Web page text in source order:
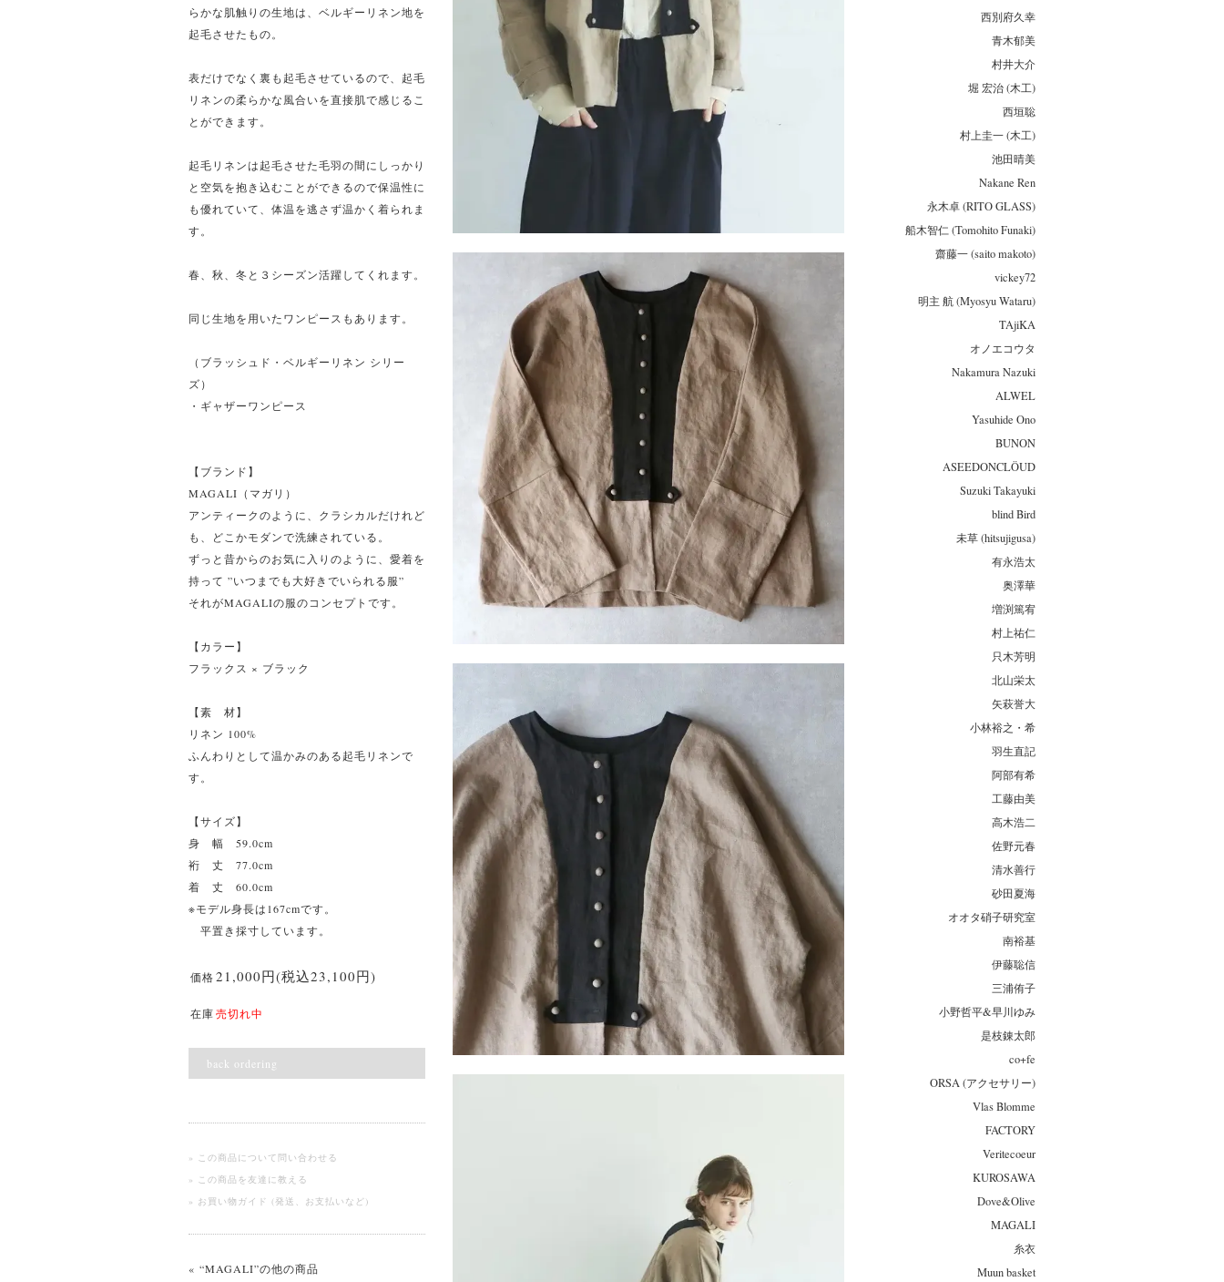
らかな肌触りの生地は、ベルギーリネン地を
起毛させたもの。
表だけでなく裏も起毛させているので、起毛
リネンの柔らかな風合いを直接肌で感じるこ
とができます。
起毛リネンは起毛させた毛羽の間にしっかり
と空気を抱き込むことができるので保温性に
も優れていて、体温を逃さず温かく着られま
す。
春、秋、冬と３シーズン活躍してくれます。
同じ生地を用いたワンピースもあります。
（ブラッシュド・ベルギーリネン シリー
ズ）
・ギャザーワンピース
【ブランド】
MAGALI（マガリ）
アンティークのように、クラシカルだけれど
も、どこかモダンで洗練されている。
ずっと昔からのお気に入りのように、愛着を
持って ”いつまでも大好きでいられる服”
それがMAGALIの服のコンセプトです。
【カラー】
フラックス × ブラック
【素 材】
リネン 100%
ふんわりとして温かみのある起毛リネンで
す。
【サイズ】
身 幅 59.0cm
裄 丈 77.0cm
着 丈 60.0cm
※モデル身長は167cmです。
平置き採寸しています。
価格21,000円(税込23,100円)
在庫売切れ中
back ordering
» この商品について問い合わせる
» この商品を友達に教える
» お買い物ガイド (発送、お支払いなど)
« “MAGALI”の他の商品
西別府久幸
青木郁美
村井大介
堀 宏治 (木工)
西垣聡
村上圭一 (木工)
池田晴美
Nakane Ren
永木卓 (RITO GLASS)
船木智仁 (Tomohito Funaki)
齋藤一 (saito makoto)
vickey72
明主 航 (Myosyu Wataru)
TAjiKA
オノエコウタ
Nakamura Nazuki
ALWEL
Yasuhide Ono
BUNON
ASEEDONCLÖUD
Suzuki Takayuki
blind Bird
未草 (hitsujigusa)
有永浩太
奥澤華
増渕篤宥
村上祐仁
只木芳明
北山栄太
矢萩誉大
小林裕之・希
羽生直記
阿部有希
工藤由美
高木浩二
佐野元春
清水善行
砂田夏海
オオタ硝子研究室
南裕基
伊藤聡信
三浦侑子
小野哲平&早川ゆみ
是枝錬太郎
co+fe
ORSA (アクセサリー)
Vlas Blomme
FACTORY
Veritecoeur
KUROSAWA
Dove&Olive
MAGALI
糸衣
Muun basket